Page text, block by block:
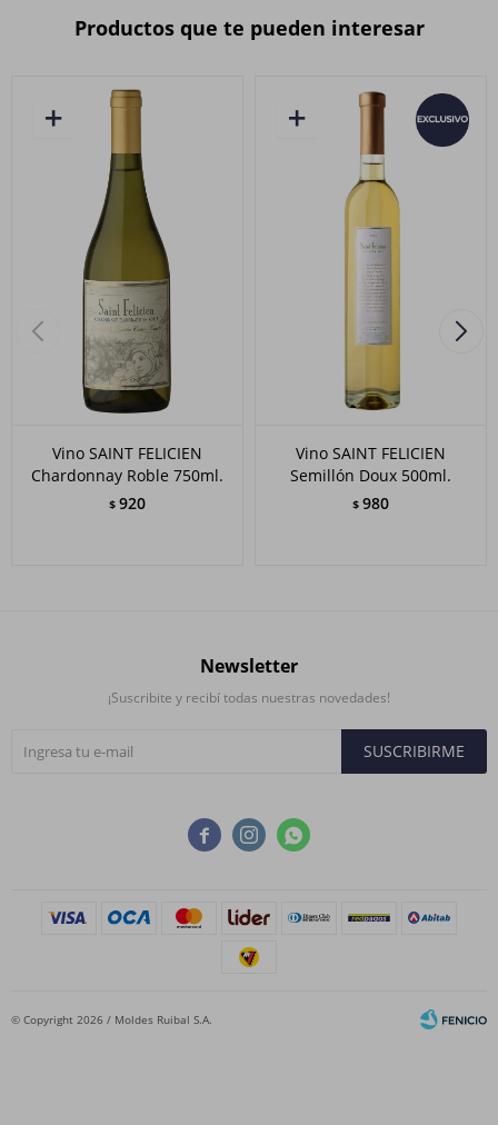
Productos que te pueden interesar
Vino SAINT FELICIEN
Chardonnay Roble 750ml.
$ 920
Vino SAINT FELICIEN
Semillón Doux 500ml.
$ 980
  
Newsletter
¡Suscribite y recibí todas nuestras novedades!
SUSCRIBIRME
© Copyright 2026 / Moldes Ruibal S.A.